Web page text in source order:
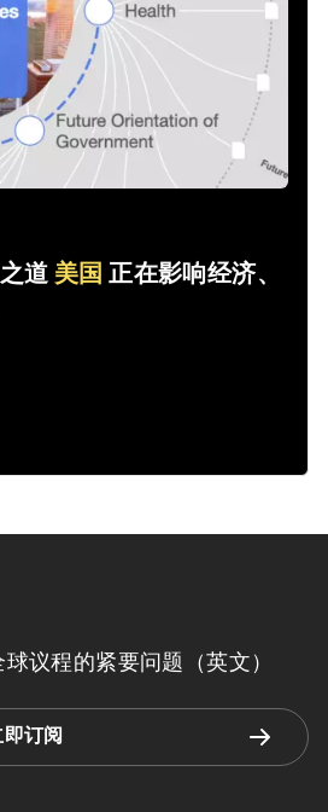
道 美国 正在影响经济、
议程的紧要问题（英文）
订阅